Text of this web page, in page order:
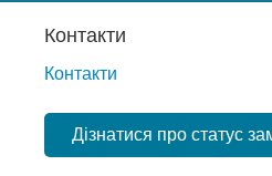
Контакти
Контакти
Дізнатися про статус